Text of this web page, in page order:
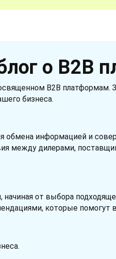
о B2B
B2B
бизнеса.
обмена информацией и
между дилерами,
от выбора
которые помогут